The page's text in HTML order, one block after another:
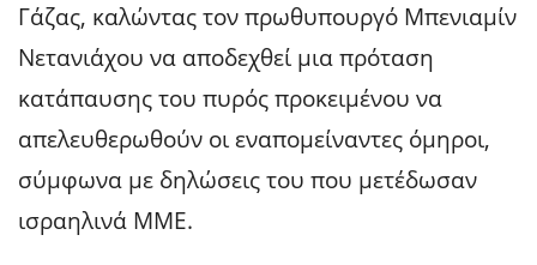
Γάζας, καλώντας τον πρωθυπουργό Μπενιαμίν
Νετανιάχου να αποδεχθεί μια πρόταση
κατάπαυσης του πυρός προκειμένου να
απελευθερωθούν οι εναπομείναντες όμηροι,
σύμφωνα με δηλώσεις του που μετέδωσαν
ισραηλινά ΜΜΕ.